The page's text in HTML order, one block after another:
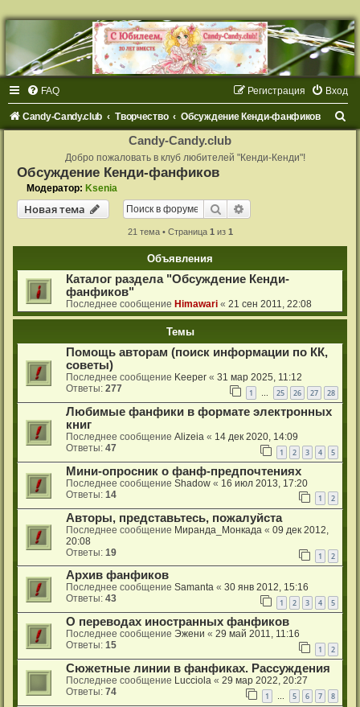
FAQ Вход
Регистрация
Candy-Candy.club Творчество Обсуждение Кенди-фанфиков
Candy-Candy.club
Добро пожаловать в клуб любителей "Кенди-Кенди"!
Обсуждение Кенди-фанфиков
Модератор: Ksenia
Новая тема Поиск
21 тема • Страница 1 из 1
Объявления
Каталог раздела "Обсуждение Кенди-
фанфиков"
Последнее сообщение Himawari « 21 сен 2011, 22:08
Темы
Помощь авторам (поиск информации по КК,
советы)
Последнее сообщение Keeper « 31 мар 2025, 11:12
Ответы: 277 1 … 25 26 27 28
Любимые фанфики в формате электронных
книг
Последнее сообщение Alizeia « 14 дек 2020, 14:09
Ответы: 47 1 2 3 4 5
Мини-опросник о фанф-предпочтениях
Последнее сообщение Shadow « 16 июл 2013, 17:20
Ответы: 14 1 2
Авторы, представьтесь, пожалуйста
Последнее сообщение Миранда_Монкада « 09 дек 2012,
20:08
Ответы: 19 1 2
Архив фанфиков
Последнее сообщение Samanta « 30 янв 2012, 15:16
Ответы: 43 1 2 3 4 5
О переводах иностранных фанфиков
Последнее сообщение Эжени « 29 май 2011, 11:16
Ответы: 15 1 2
Сюжетные линии в фанфиках. Рассуждения
Последнее сообщение Lucciola « 29 мар 2022, 20:27
Ответы: 74 1 5 6 7 8